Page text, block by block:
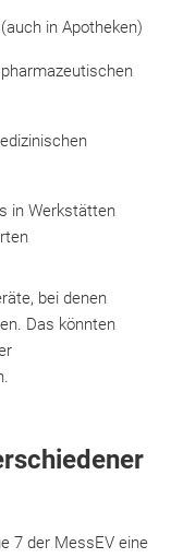
in Apotheken)
in Werkstätten
bei denen
Das könnten
7 der MessEV eine